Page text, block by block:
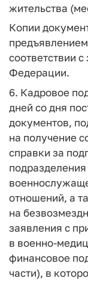
жительства
Копии
соответствии
Федерации.
6. Кадровое
дней со дня
документов,
на получение
справки за
отношений, а
на
заявления с
в военно-
финансовое
части), в